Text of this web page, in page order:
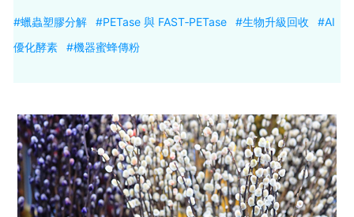
#蠟蟲塑膠分解 #PETase 與 FAST‑PETase #生物升級回收
#AI
優化酵素
#機器蜜蜂傳粉